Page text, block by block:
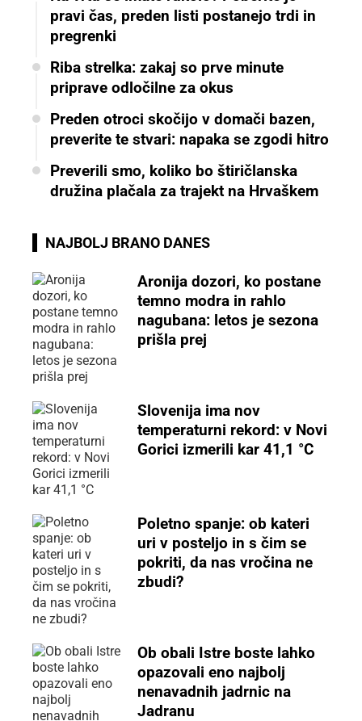
pravi čas, preden listi postanejo trdi in
pregrenki
Riba strelka: zakaj so prve minute
priprave odločilne za okus
Preden otroci skočijo v domači bazen,
preverite te stvari: napaka se zgodi hitro
Preverili smo, koliko bo štiričlanska
družina plačala za trajekt na Hrvaškem
NAJBOLJ BRANO DANES
Aronija dozori, ko postane
temno modra in rahlo
nagubana: letos je sezona
prišla prej
Slovenija ima nov
temperaturni rekord: v Novi
Gorici izmerili kar 41,1 °C
Poletno spanje: ob kateri
uri v posteljo in s čim se
pokriti, da nas vročina ne
zbudi?
Ob obali Istre boste lahko
opazovali eno najbolj
nenavadnih jadrnic na
Jadranu